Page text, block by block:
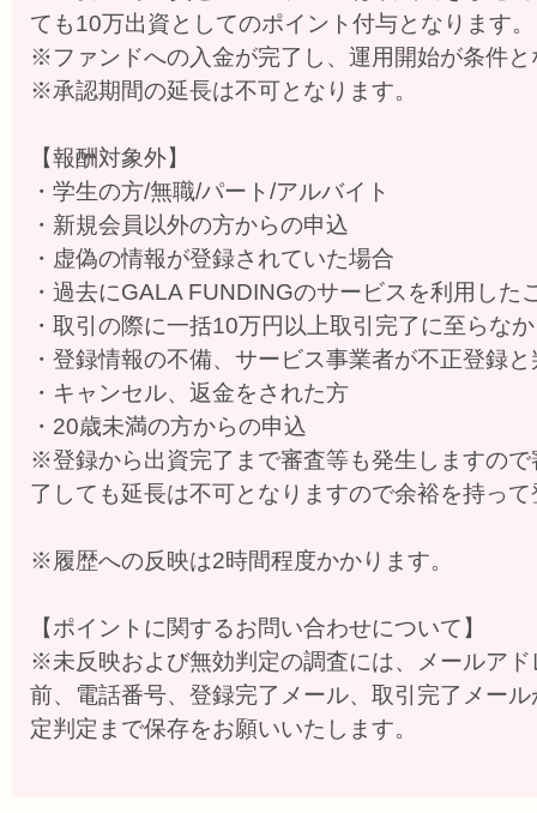
ても10万出資としてのポイント付与となります。
※ファンドへの入金が完了し、運用開始が条件と
※承認期間の延長は不可となります。
【報酬対象外】
・学生の方/無職/パート/アルバイト
・新規会員以外の方からの申込
・虚偽の情報が登録されていた場合
・過去にGALA FUNDINGのサービスを利用した
・取引の際に一括10万円以上取引完了に至らな
・登録情報の不備、サービス事業者が不正登録
・キャンセル、返金をされた方
・20歳未満の方からの申込
※登録から出資完了まで審査等も発生しますの
了しても延長は不可となりますので余裕を持っ
※履歴への反映は2時間程度かかります。
【ポイントに関するお問い合わせについて】
※未反映および無効判定の調査には、メールア
前、電話番号、登録完了メール、取引完了メー
定判定まで保存をお願いいたします。